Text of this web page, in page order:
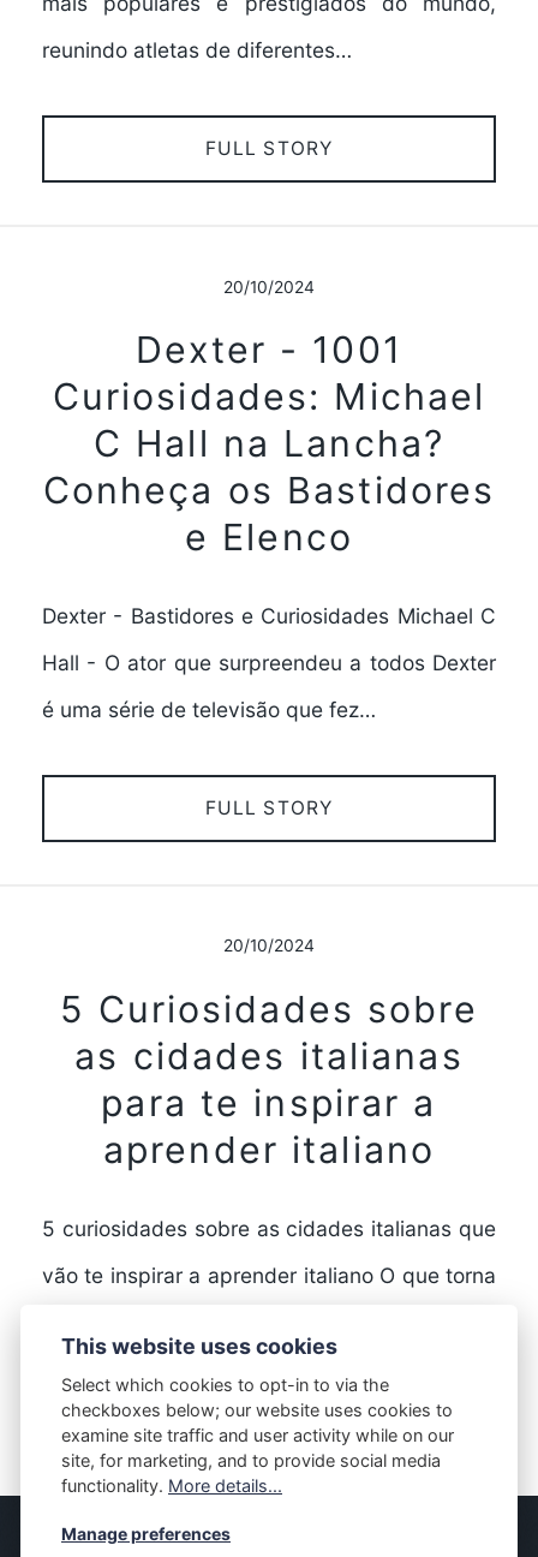
reunindo atletas de diferentes…
FULL STORY
20/10/2024
Dexter - 1001
Curiosidades: Michael
C Hall na Lancha?
Conheça os Bastidores
e Elenco
Dexter - Bastidores e Curiosidades Michael C
Hall - O ator que surpreendeu a todos Dexter
é uma série de televisão que fez…
FULL STORY
20/10/2024
5 Curiosidades sobre
as cidades italianas
para te inspirar a
aprender italiano
5 curiosidades sobre as cidades italianas que
vão te inspirar a aprender italiano O que torna
FULL STORY
This website uses cookies
Select which cookies to opt-in to via the
checkboxes below; our website uses cookies to
examine site traffic and user activity while on our
site, for marketing, and to provide social media
functionality. More details...
Manage preferences